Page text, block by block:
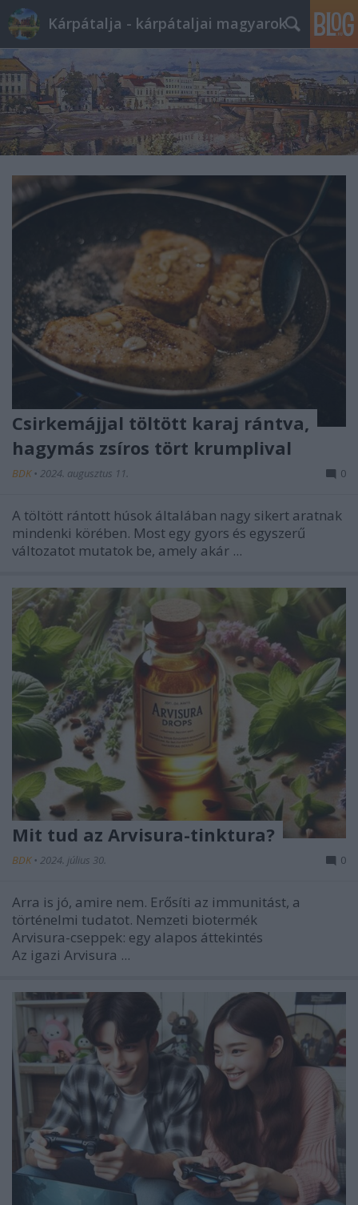
Kárpátalja - kárpátaljai magyarok
Csirkemájjal töltött karaj rántva,
hagymás zsíros tört krumplival
BDK • 2024. augusztus 11. 0
A töltött rántott húsok általában nagy sikert aratnak
mindenki körében. Most egy gyors és egyszerű
változatot mutatok be, amely akár ...
Mit tud az Arvisura-tinktura?
BDK • 2024. július 30. 0
Arra is jó, amire nem. Erősíti az immunitást, a
történelmi tudatot. Nemzeti biotermék
Arvisura-cseppek: egy alapos áttekintés
Az igazi Arvisura ...